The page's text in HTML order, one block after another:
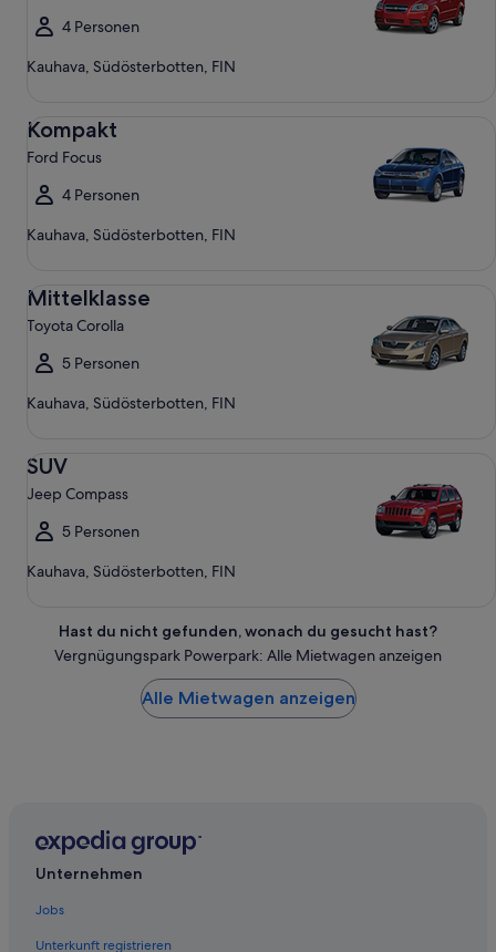
4 Personen
Kauhava, Südösterbotten, FIN
Kompakt
Ford Focus
4 Personen
Kauhava, Südösterbotten, FIN
Mittelklasse
Toyota Corolla
5 Personen
Kauhava, Südösterbotten, FIN
SUV
Jeep Compass
5 Personen
Kauhava, Südösterbotten, FIN
Hast du nicht gefunden, wonach du gesucht hast?
Vergnügungspark Powerpark: Alle Mietwagen anzeigen
Alle Mietwagen anzeigen
Unternehmen
Jobs
Unterkunft registrieren